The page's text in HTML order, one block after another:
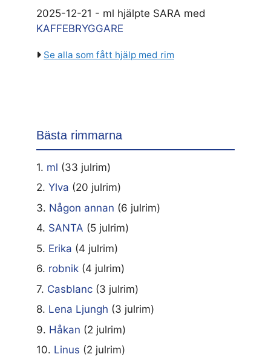
2025-12-21 - ml hjälpte SARA med
KAFFEBRYGGARE
Se alla som fått hjälp med rim
Bästa rimmarna
1. ml (33 julrim)
2. Ylva (20 julrim)
3. Någon annan (6 julrim)
4. SANTA (5 julrim)
5. Erika (4 julrim)
6. robnik (4 julrim)
7. Casblanc (3 julrim)
8. Lena Ljungh (3 julrim)
9. Håkan (2 julrim)
10. Linus (2 julrim)